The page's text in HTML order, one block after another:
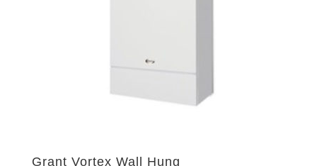
Grant Vortex Wall Hung